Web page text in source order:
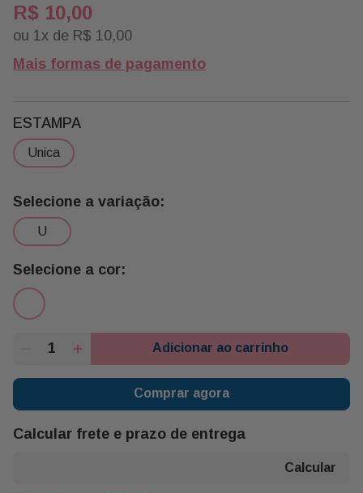
R$ 10,00
ou 1 x de R$ 10,00
Mais formas de pagamento
u
ESTAMPA
unica
Adicionar ao carrinho
Comprar agora
Calcular frete e prazo de entrega